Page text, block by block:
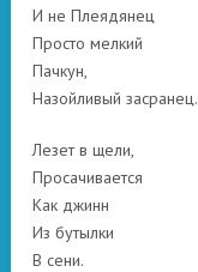
И не Плеядянец
Просто мелкий
Пачкун,
Назойливый засранец.
Лезет в щели,
Просачивается
Как джинн
Из бутылки
В сени.